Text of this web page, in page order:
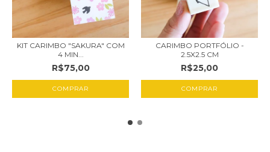
KIT CARIMBO "SAKURA" COM
4 MIN...
R$75,00
CARIMBO PORTFÓLIO -
2.5X2.5 CM
R$25,00
COMPRAR